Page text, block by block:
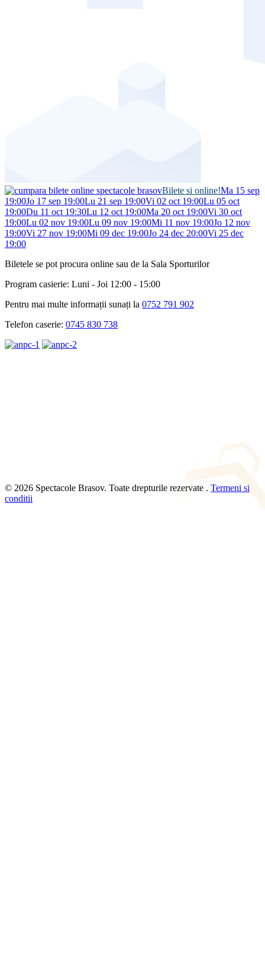
Bilete si online!Ma 15 sep
19:00Jo 17 sep 19:00Lu 21 sep 19:00Vi 02 oct 19:00Lu 05 oct
19:00Du 11 oct 19:30Lu 12 oct 19:00Ma 20 oct 19:00Vi 30 oct
19:00Lu 02 nov 19:00Lu 09 nov 19:00Mi 11 nov 19:00Jo 12 nov
19:00Vi 27 nov 19:00Mi 09 dec 19:00Jo 24 dec 20:00Vi 25 dec
19:00
Biletele se pot procura online sau de la Sala Sporturilor
Program casierie: Luni - Joi 12:00 - 15:00
Pentru mai multe informații sunați la 0752 791 902
Telefon caserie: 0745 830 738
© 2026 Spectacole Brasov. Toate drepturile rezervate . Termeni si
conditii